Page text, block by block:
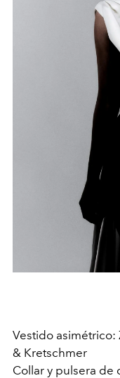
Vestido
& Kretschmer
Collar y pulsera de